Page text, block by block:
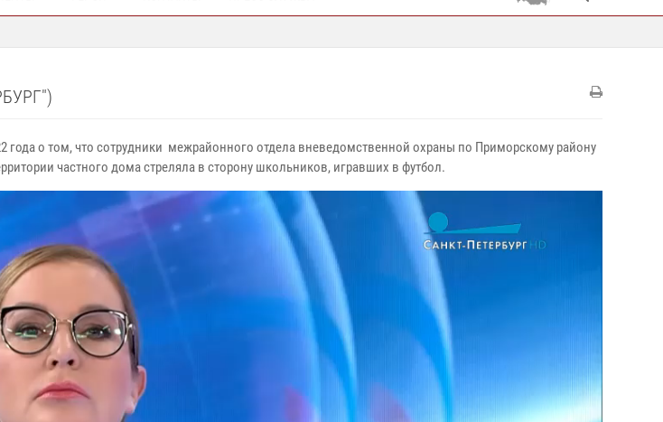
года о том, что сотрудники межрайонного отдела вневедомственной охраны по Приморскому району
частного дома стреляла в сторону школьников, игравших в футбол.